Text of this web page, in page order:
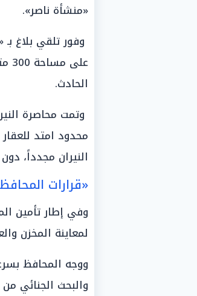
«منشأة ناصر».
وفور تلقي بلاغ
الحادث.
محدود امتد
النيران مجدداً،
«قرارات
وفي إطار تأمين
لمعاينة المخزن
ووجه المحافظ
والبحث الجنائي من